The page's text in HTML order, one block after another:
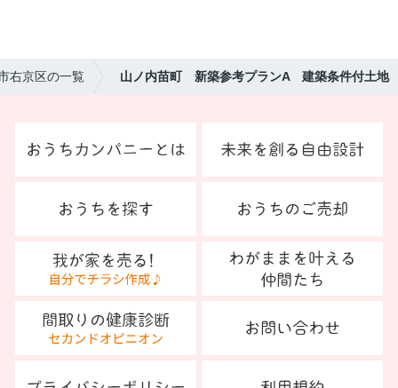
右京区の一覧 山ノ内苗町 新築参考プランA 建築条件付土地